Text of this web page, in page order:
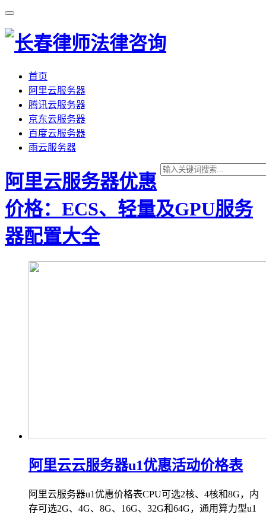
首页
阿里云服务器
腾讯云服务器
京东云服务器
百度云服务器
雨云服务器
阿里云服务器优惠
价格：ECS、轻量及GPU服务
器配置大全
阿里云云服务器u1优惠活动价格表
阿里云服务器u1优惠价格表CPU可选2核、4核和8G，内
存可选2G、4G、8G、16G、32G和64G，通用算力型u1